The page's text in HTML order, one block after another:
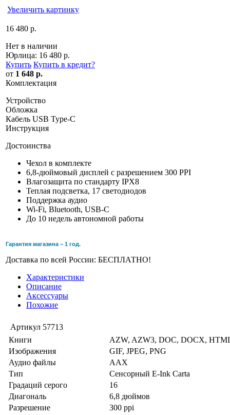
Увеличить картинку
16 480 р.
Нет в наличии
Юрлица: 16 480 р.
Купить Купить в кредит?
от 1 648 р.
Комплектация
Устройство
Обложка
Кабель USB Type-C
Инструкция
Достоинства
Чехол в комплекте
6,8-дюймовый дисплей с разрешением 300 PPI
Влагозащита по стандарту IPX8
Теплая подсветка, 17 светодиодов
Поддержка аудио
Wi-Fi, Bluetooth, USB-C
До 10 недель автономной работы
Гарантия магазина – 1 год.
Доставка по всей России: БЕСПЛАТНО!
Характеристики
Описание
Аксессуары
Похожие
Артикул 57713
Книги
AZW, AZW3, DOC, DOCX,
Изображения
GIF, JPEG, PNG
Аудио файлы
AAX
Тип
Сенсорный E-Ink Carta
Градаций серого
16
Диагональ
6,8 дюймов
Разрешение
300 ppi